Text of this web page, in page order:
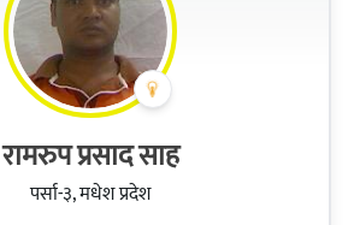
रामरुप प्रसाद साह
पर्सा-३, मधेश प्रदेश